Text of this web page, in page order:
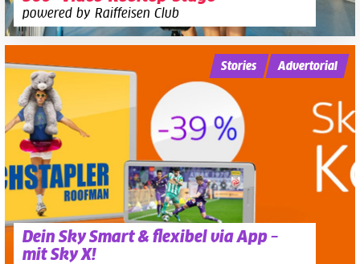
powered by Raiffeisen Club
Dein Sky Smart & flexibel via App –
mit Sky X!
Stories Advertorial